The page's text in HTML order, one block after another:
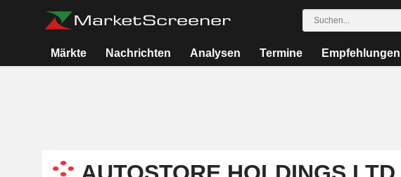
Märkte Nachrichten Analysen Termine Empfehlungen